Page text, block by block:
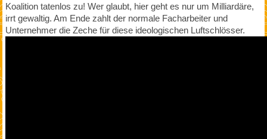
Koalition tatenlos zu! Wer glaubt, hier geht es nur um Milliardäre,
irrt gewaltig. Am Ende zahlt der normale Facharbeiter und
Unternehmer die Zeche für diese ideologischen Luftschlösser.